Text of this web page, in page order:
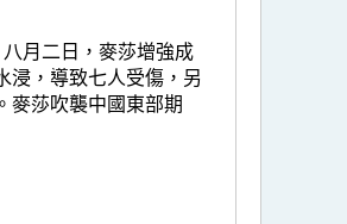
月二日，麥莎增強成
浸，導致七人受傷，另
麥莎吹襲中國東部期